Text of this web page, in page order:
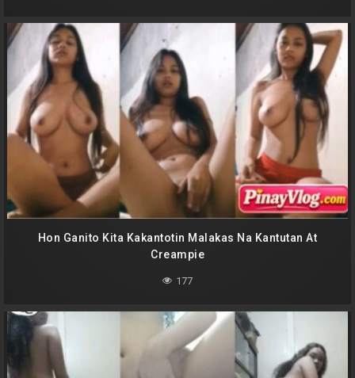
Hon Ganito Kita Kakantotin Malakas Na Kantutan At
Creampie
177